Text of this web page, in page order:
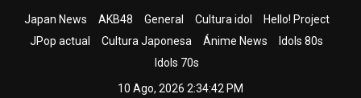
Japan News AKB48 General Cultura idol
Hello! Project
JPop actual
Cultura Japonesa Ánime News
Idols 80s
Idols 70s
10 Ago, 2026 2:34:43 PM